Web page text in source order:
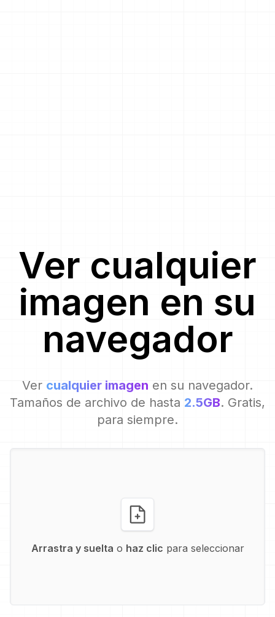
Ver cualquier
imagen en su
navegador
Ver cualquier imagen en su navegador.
Tamaños de archivo de hasta 2.5GB. Gratis,
para siempre.
Arrastra y suelta o haz clic para seleccionar